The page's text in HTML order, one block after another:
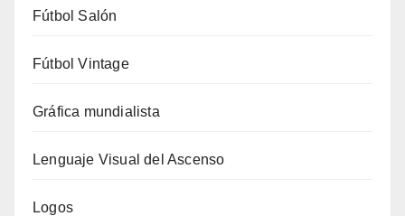
Fútbol Salón
Fútbol Vintage
Gráfica mundialista
Lenguaje Visual del Ascenso
Logos